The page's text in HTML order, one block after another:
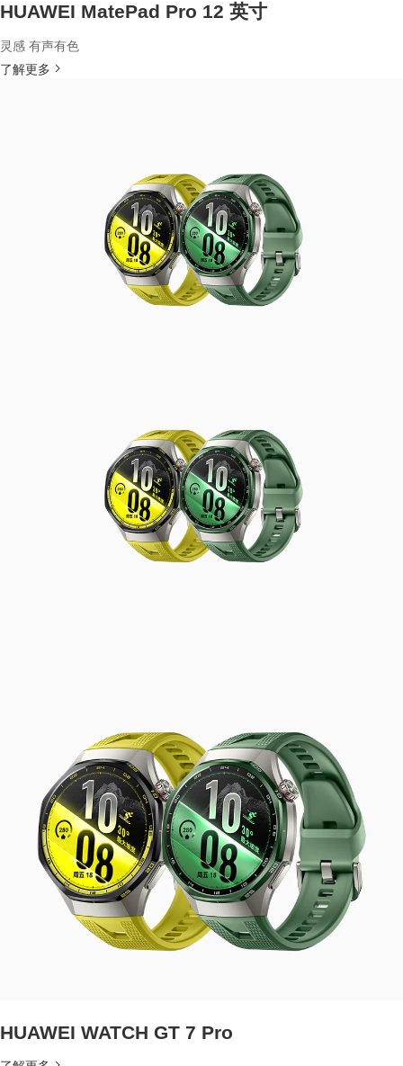
HUAWEI MatePad Pro 12 英寸
灵感 有声有色
了解更多
HUAWEI WATCH GT 7 Pro